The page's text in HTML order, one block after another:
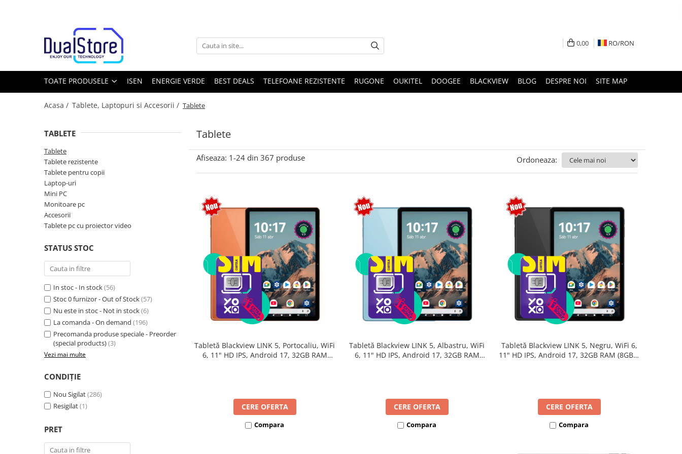
Producatori Telefoane Mobila
Telefoane mobile
Toate ( smart si clasice )
Telefoane cu proiector video
Telefoane (Smartphone) 5G
Telefoane cu camera termica
Telefoane clasice
Piese si accesorii telefoane mobile
Producatori telefoane
Telefoane mobile RugOne
Telefoane mobile Doogee
Telefoane mobile Oukitel
Telefoane mobile Ulefone
Telefoane mobile Unihertz
Telefoane mobile Cubot
Telefoane mobile Blackview
Telefoane mobile OSCAL
Telefoane mobile Fossibot
Telefoane mobile Lagenio
Telefoane mobile iSEN
Telefoane mobile F150
Telefoane mobile HUAWEI
Telefoane mobile Xiaomi
Telefoane mobile AGM
0,00 RO/RON
TOATE PRODUSELE ISEN ENERGIE VERDE BEST DEALS TELEFOANE REZISTENTE RUGONE OUKITEL DOOGEE BLACKVIEW BLOG DESPRE NOI SITE MAP
Acasa / Tablete, Laptopuri si Accesorii / Tablete
Tablete
TABLETE
Tablete
Tablete rezistente
Tablete pentru copii
Laptop-uri
Mini PC
Monitoare pc
Accesorii
Tablete pc cu proiector video
STATUS STOC
In stoc - In stock(56)
Stoc 0 furnizor - Out of Stock(57)
Nu este in stoc - Not in stock(6)
La comanda - On demand (196)
Precomanda produse speciale - Preorder
(special products)(3)
Vezi mai multe
CONDIȚIE
Nou Sigilat(286)
Resigilat(1)
PRET
Afiseaza: 1-24 din 367 produse Ordoneaza:
Tabletă Blackview LINK 5, Portocaliu, WiFi
6, 11" HD IPS, Android 17, 32GB RAM
CERE OFERTA
Compara
Tabletă Blackview LINK 5, Albastru, WiFi
6, 11" HD IPS, Android 17, 32GB RAM
CERE OFERTA
Compara
Tabletă Blackview LINK 5, Negru, WiFi 6,
11" HD IPS, Android 17, 32GB RAM (8GB +
CERE OFERTA
Compara